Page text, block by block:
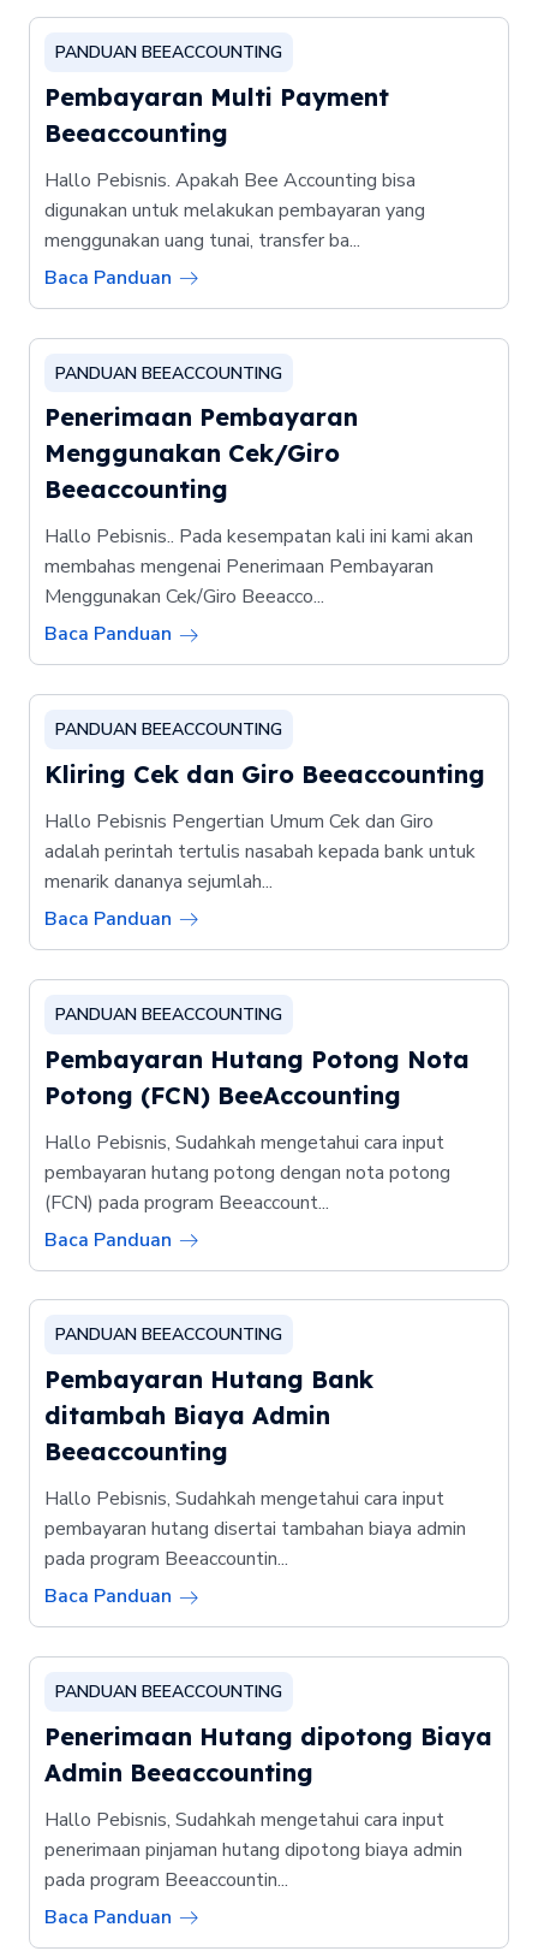
PANDUAN BEEACCOUNTING
Pembayaran Multi Payment
Beeaccounting
Hallo Pebisnis. Apakah Bee Accounting bisa
digunakan untuk melakukan pembayaran yang
menggunakan uang tunai, transfer ba...
Baca Panduan
PANDUAN BEEACCOUNTING
Penerimaan Pembayaran
Menggunakan Cek/Giro
Beeaccounting
Hallo Pebisnis.. Pada kesempatan kali ini kami akan
membahas mengenai Penerimaan Pembayaran
Menggunakan Cek/Giro Beeacco...
Baca Panduan
PANDUAN BEEACCOUNTING
Kliring Cek dan Giro Beeaccounting
Hallo Pebisnis Pengertian Umum Cek dan Giro
adalah perintah tertulis nasabah kepada bank untuk
menarik dananya sejumlah...
Baca Panduan
PANDUAN BEEACCOUNTING
Pembayaran Hutang Potong Nota
Potong (FCN) BeeAccounting
Hallo Pebisnis, Sudahkah mengetahui cara input
pembayaran hutang potong dengan nota potong
(FCN) pada program Beeaccount...
Baca Panduan
PANDUAN BEEACCOUNTING
Pembayaran Hutang Bank
ditambah Biaya Admin
Beeaccounting
Hallo Pebisnis, Sudahkah mengetahui cara input
pembayaran hutang disertai tambahan biaya admin
pada program Beeaccountin...
Baca Panduan
PANDUAN BEEACCOUNTING
Penerimaan Hutang dipotong Biaya
Admin Beeaccounting
Hallo Pebisnis, Sudahkah mengetahui cara input
penerimaan pinjaman hutang dipotong biaya admin
pada program Beeaccountin...
Baca Panduan